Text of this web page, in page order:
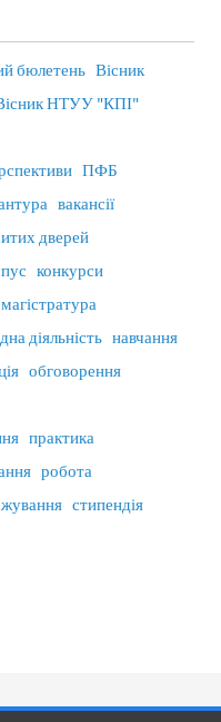
бюлетень Вісник
НТУУ "КПІ"
ПФБ
вакансії
дверей
конкурси
магістратура
діяльність навчання
обговорення
практика
робота
стипендія